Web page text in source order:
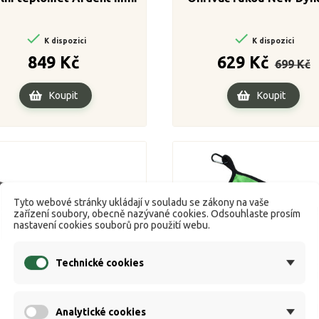
 K dispozici
849 Kč
Koupit
 K dispozici
629 Kč cena
699 Kč
Koupit
Tyto webové stránky ukládají v souladu se zákony na vaše
zařízení soubory, obecně nazývané cookies. Odsouhlaste prosím
nastavení cookies souborů pro použití webu.
Technické cookies
Analytické cookies